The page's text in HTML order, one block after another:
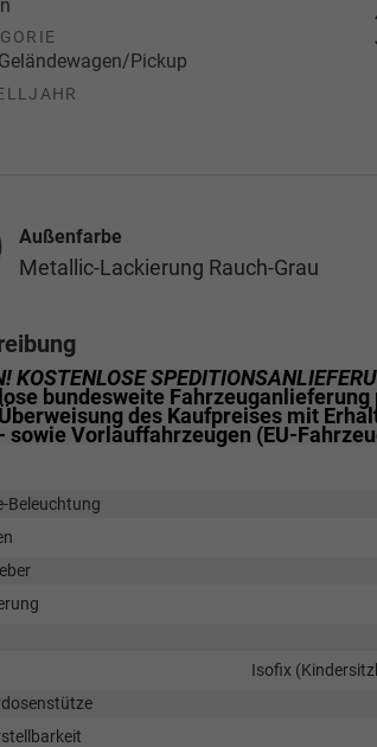
Pickup
Außenfarbe
Metallic-Lackierung Rauch-Grau
KOSTENLOSE
bundesweite
des Kaufpreises mit
sowie Vorlauffahrzeugen (EU-
Beleuchtung
Isofix